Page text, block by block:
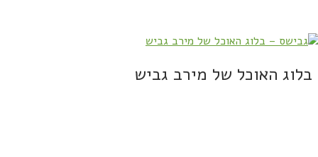
בלוג האוכל של מירב גביש